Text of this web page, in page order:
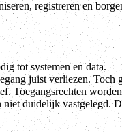
registreren en
tot systemen en data.
juist verliezen. Toch
Toegangsrechten
duidelijk vastgelegd.